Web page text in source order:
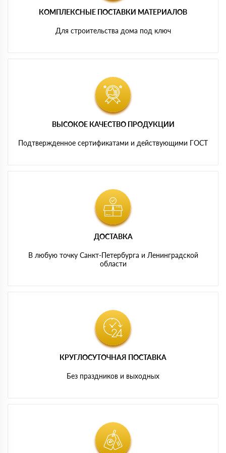
КОМПЛЕКСНЫЕ ПОСТАВКИ МАТЕРИАЛОВ
Для строительства дома под ключ
ВЫСОКОЕ КАЧЕСТВО ПРОДУКЦИИ
Подтвержденное сертификатами и действующими ГОСТ
ДОСТАВКА
В любую точку Санкт-Петербурга и Ленинградской
области
КРУГЛОСУТОЧНАЯ ПОСТАВКА
Без праздников и выходных